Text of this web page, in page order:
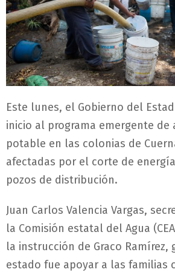
Este lunes, el Gobierno del
inicio al programa emergente de
potable en las colonias de
afectadas por el corte de
pozos de distribución.
Juan Carlos Valencia Vargas,
la Comisión estatal del Agua
la instrucción de Graco
estado fue apoyar a las familias